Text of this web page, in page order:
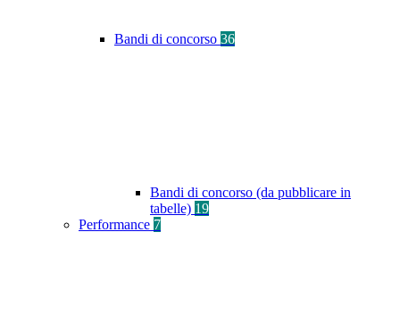
Bandi di concorso 36
Bandi di concorso (da pubblicare in
tabelle) 19
Performance 7